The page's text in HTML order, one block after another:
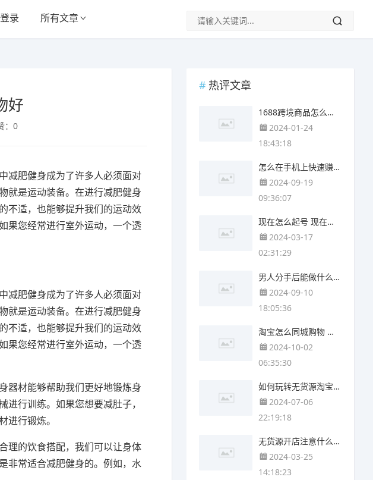
登录 所有文章
好
：0
减肥健身成为了许多人必须面对
就是运动装备。在进行减肥健身
不适，也能够提升我们的运动效
果您经常进行室外运动，一个透
减肥健身成为了许多人必须面对
就是运动装备。在进行减肥健身
不适，也能够提升我们的运动效
果您经常进行室外运动，一个透
器材能够帮助我们更好地锻炼身
行训练。如果您想要减肚子，
行锻炼。
理的饮食搭配，我们可以让身体
非常适合减肥健身的。例如，水
热评文章
1688跨境商品怎么添加 快手商品添加软件怎么添加
2024-01-24
18:43:18
怎么在手机上快速赚钱 如何在手机上快速赚钱
2024-09-19
09:36:07
现在怎么起号 现在怎么起号快
2024-03-17
02:31:29
男人分手后能做什么副业 男人抽烟能做什么副业
2024-09-10
18:05:36
淘宝怎么同城购物 怎么引流淘宝购物
2024-10-02
06:35:30
如何玩转无货源淘宝 如何玩转1688无货源
2024-07-06
22:19:18
无货源开店注意什么 无货源开店是什么
2024-03-25
14:18:23